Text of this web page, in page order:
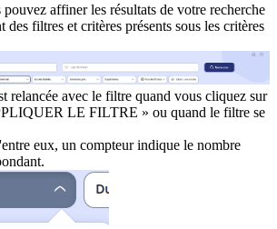
affiner les résultats de votre recherche
des filtres et critères présents sous les critères
relancée avec le filtre quand vous cliquez sur
LE FILTRE » ou quand le filtre se
eux, un compteur indique le nombre